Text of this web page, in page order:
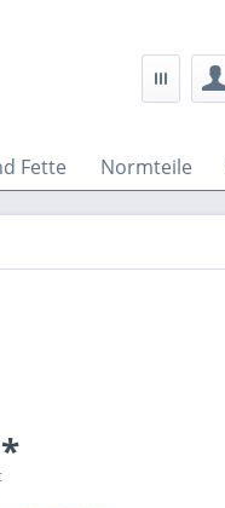
Fette Normteile